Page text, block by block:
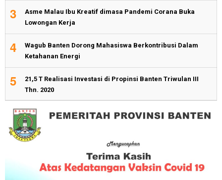
3
Asme Malau Ibu Kreatif dimasa Pandemi Corana Buka
Lowongan Kerja
4
Wagub Banten Dorong Mahasiswa Berkontribusi Dalam
Ketahanan Energi
5
21,5 T Realisasi Investasi di Propinsi Banten Triwulan III
Thn. 2020